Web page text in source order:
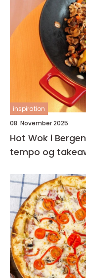
inspiration
08. November 2025
Hot Wok i
tempo og